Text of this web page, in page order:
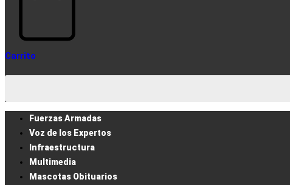
Carrito
Fuerzas Armadas
Voz de los Expertos
Infraestructura
Multimedia
Mascotas Obituarios